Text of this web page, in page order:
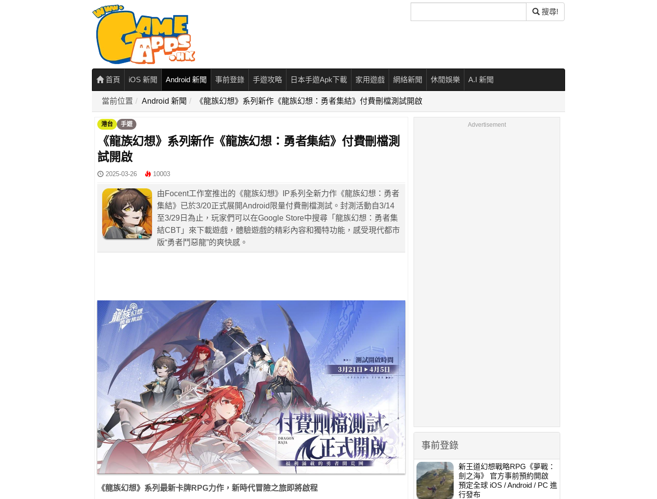
尋
搜尋!
首頁 iOS 新聞 Android 新聞 事前登錄 手遊攻略 日本手遊Apk下載 家用遊戲 網絡新聞 休閒娛樂 A.I 新聞
當前位置 Android 新聞 《龍族幻想》系列新作《龍族幻想：勇者集結》付費刪檔測試開啟
港台 手遊
《龍族幻想》系列新作《龍族幻想：勇者集結》付費刪檔測
試開啟
2025-03-26 10003
由Focent工作室推出的《龍族幻想》IP系列全新力作《龍族幻想：勇者
集結》已於3/20正式展開Android限量付費刪檔測試。封測活動自3/14
至3/29日為止，玩家們可以在Google Store中搜尋「龍族幻想：勇者集
結CBT」來下載遊戲，體驗遊戲的精彩內容和獨特功能，感受現代都市
版“勇者鬥惡龍”的爽快感。
《龍族幻想》系列最新卡牌RPG力作，新時代冒險之旅即將啟程
Advertisement
事前登錄
新王道幻想戰略RPG《夢戰：
劍之海》 官方事前預約開啟
預定全球 iOS / Android / PC 進
行發布